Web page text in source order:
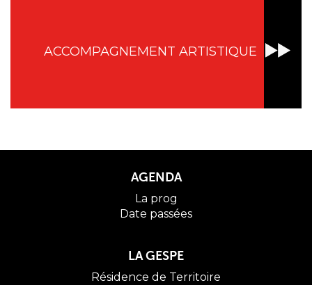
ACCOMPAGNEMENT ARTISTIQUE
AGENDA
La prog
Date passées
LA GESPE
Résidence de Territoire